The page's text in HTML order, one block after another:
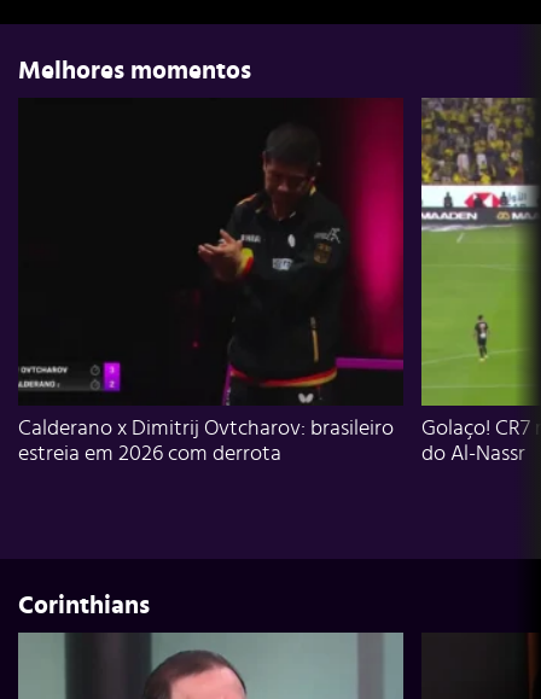
Melhores momentos
Calderano x Dimitrij Ovtcharov: brasileiro
estreia em 2026 com derrota
Golaço!
do Al-Nassr
Corinthians